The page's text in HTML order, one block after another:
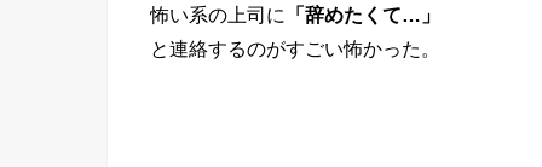
怖い系の上司に
「辞めたくて…」
と連絡するのがすごい怖かった。